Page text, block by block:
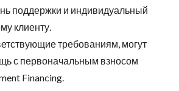
поддержки и индивидуальный
клиенту.
требованиям, могут
с первоначальным взносом
Financing.